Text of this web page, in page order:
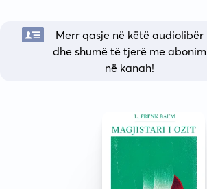
Merr qasje në këtë audiolibër
dhe shumë të tjerë me abonim
në kanah!